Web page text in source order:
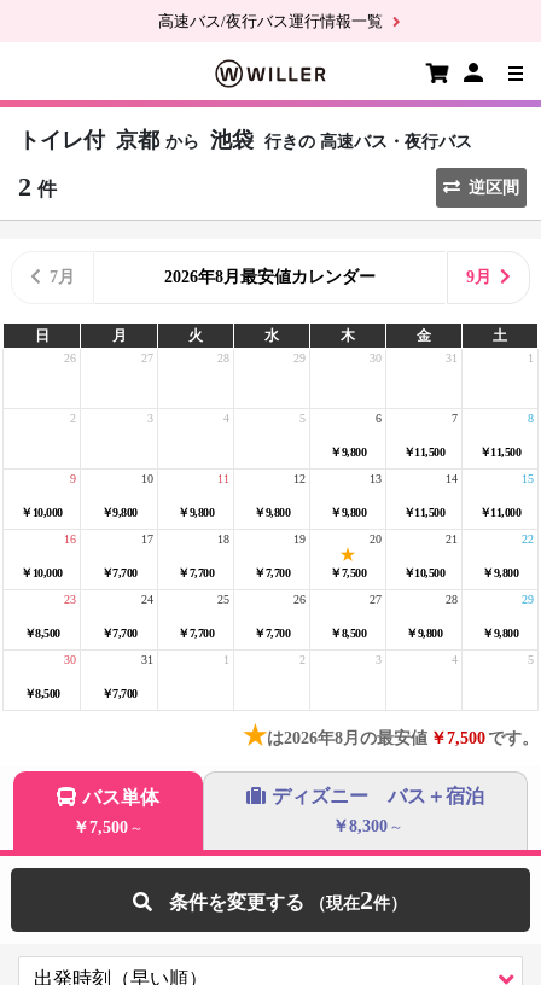
高速バス/夜行バス運行情報一覧
トイレ付 京都 から 池袋 行きの 高速バス・夜行バス
2 件 逆区間
7月 2026年8月最安値カレンダー 9月
日 月 火 水 木 金 土
26 27 28 29 30 31 1
2 3 4 5
￥9,800
6
￥11,500
7
￥11,500
8
￥10,000
9
￥9,800
10
￥9,800
11
￥9,800
12
￥9,800
13
￥11,500
14
￥11,000
15
￥10,000
16
￥7,700
17
￥7,700
18
￥7,700
19
￥7,500
20
￥10,500
21
￥9,800
22
￥8,500
23
￥7,700
24
￥7,700
25
￥7,700
26
￥8,500
27
￥9,800
28
￥9,800
29
￥8,500
30
￥7,700
31 1 2 3 4 5
★は2026年8月の最安値 ￥7,500です。
バス単体
￥7,500 ～
ディズニー バス＋宿泊
￥8,300 ～
条件を変更する 2